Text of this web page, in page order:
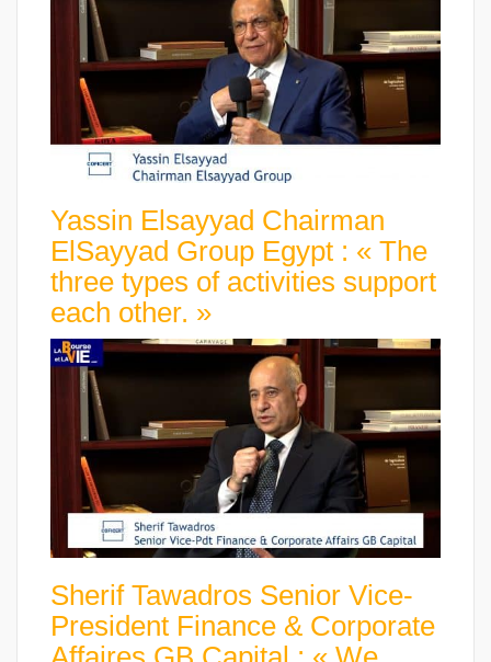
Yassin Elsayyad Chairman
ElSayyad Group Egypt : « The
three types of activities support
each other. »
Sherif Tawadros Senior Vice-
President Finance & Corporate